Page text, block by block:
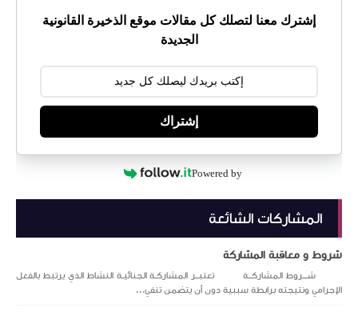
إشترك معنا لتصلك كل مقالات موقع الذخيرة القانونية
الجديدة
إشتراك
Powered by
المشاركات الشائعة
شروط و معاقبة المشاركة
شـــروط المشاركــة تعتبــر المشاركـة الجنائيـة النشاط الذي يرتبط بالفعل
الإجرامي ونتيجته برابطة سببية دون أن يتضمن تنفي...